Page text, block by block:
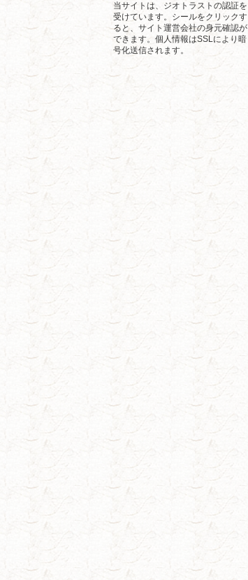
当サイトは、ジオトラストの認証を
受けています。シールをクリックす
ると、サイト運営会社の身元確認が
できます。個人情報はSSLにより暗
号化送信されます。